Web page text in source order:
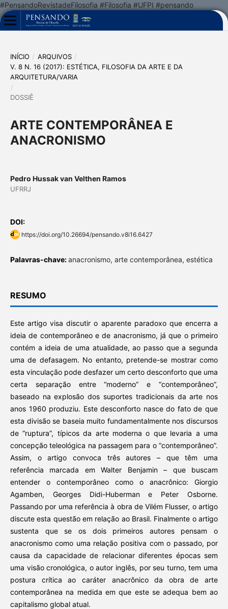
#PensandoRevistadeFilosofia #Filosofia #UFPI #pensando
INÍCIO / ARQUIVOS /
V. 8 N. 16 (2017): ESTÉTICA, FILOSOFIA DA ARTE E DA
ARQUITETURA/VARIA
/
DOSSIÊ
ARTE CONTEMPORÂNEA E
ANACRONISMO
Pedro Hussak van Velthen Ramos
UFRRJ
DOI:
https://doi.org/10.26694/pensando.v8i16.6427
Palavras-chave:anacronismo, arte contemporânea, estética
RESUMO
Este artigo visa discutir o aparente paradoxo que encerra a
ideia de contemporâneo e de anacronismo, já que o primeiro
contém a ideia de uma atualidade, ao passo que a segunda
uma de defasagem. No entanto, pretende-se mostrar como
esta vinculação pode desfazer um certo desconforto que uma
certa separação entre “moderno” e “contemporâneo”,
baseado na explosão dos suportes tradicionais da arte nos
anos 1960 produziu. Este desconforto nasce do fato de que
esta divisão se baseia muito fundamentalmente nos discursos
de “ruptura”, típicos da arte moderna o que levaria a uma
concepção teleológica na passagem para o “contemporâneo”.
Assim, o artigo convoca três autores – que têm uma
referência marcada em Walter Benjamin – que buscam
entender o contemporâneo como o anacrônico: Giorgio
Agamben, Georges Didi-Huberman e Peter Osborne.
Passando por uma referência à obra de Vilém Flusser, o artigo
discute esta questão em relação ao Brasil. Finalmente o artigo
sustenta que se os dois primeiros autores pensam o
anacronismo como uma relação positiva com o passado, por
causa da capacidade de relacionar diferentes épocas sem
uma visão cronológica, o autor inglês, por seu turno, tem uma
postura crítica ao caráter anacrônico da obra de arte
contemporânea na medida em que este se adequa bem ao
capitalismo global atual.